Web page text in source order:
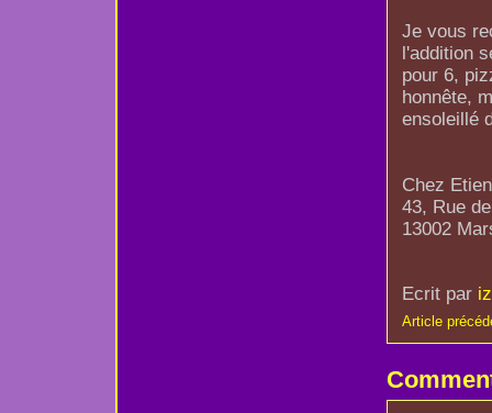
Je vous
l'addition
pour 6,
honnête,
ensoleillé
Chez
43, Rue
13002
Ecrit par
Article